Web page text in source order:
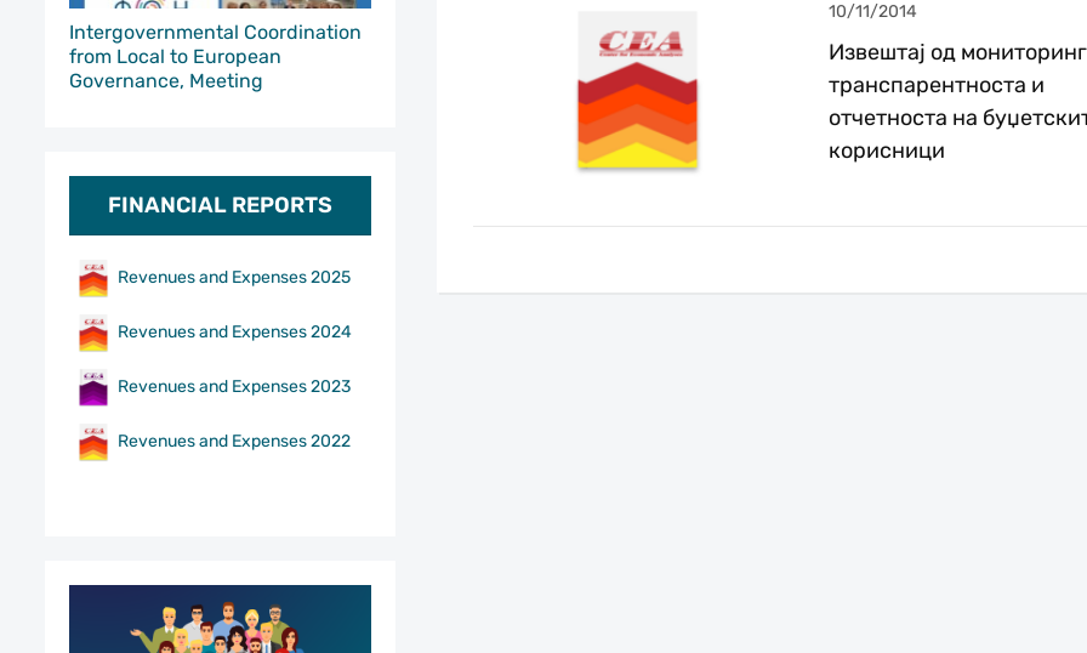
Intergovernmental Coordination
from Local to European
Governance, Meeting
FINANCIAL REPORTS
Revenues and Expenses 2025
Revenues and Expenses 2024
Revenues and Expenses 2023
Revenues and Expenses 2022
10/11/2014
Извештај од
транспарентноста и
отчетноста на
корисници